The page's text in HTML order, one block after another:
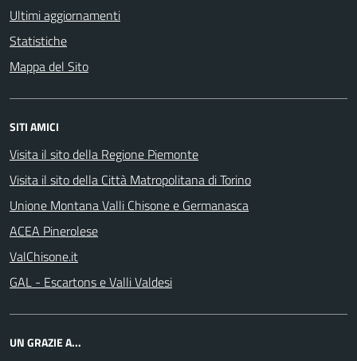
Ultimi aggiornamenti
Statistiche
Mappa del Sito
SITI AMICI
Visita il sito della Regione Piemonte
Visita il sito della Città Matropolitana di Torino
Unione Montana Valli Chisone e Germanasca
ACEA Pinerolese
ValChisone.it
GAL - Escartons e Valli Valdesi
UN GRAZIE A...